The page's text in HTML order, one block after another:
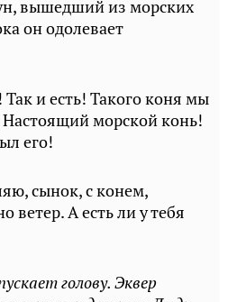
вышедший из морских
он одолевает
и есть! Такого коня мы
морской конь!
его!
сынок, с конем,
ветер. А есть ли у тебя
голову. Эквер